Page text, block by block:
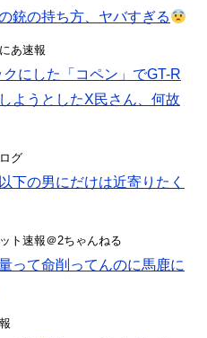
銃の持ち方、ヤバすぎる
あ速報
クにした「コペン」でGT-R
ようとしたX民さん、何故
グ
下の男にだけは近寄りたく
ト速報＠2ちゃんねる
って命削ってんのに馬鹿に